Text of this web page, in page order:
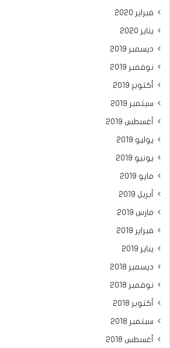
فبراير 2020
يناير 2020
ديسمبر 2019
نوفمبر 2019
أكتوبر 2019
سبتمبر 2019
أغسطس 2019
يوليو 2019
يونيو 2019
مايو 2019
أبريل 2019
مارس 2019
فبراير 2019
يناير 2019
ديسمبر 2018
نوفمبر 2018
أكتوبر 2018
سبتمبر 2018
أغسطس 2018